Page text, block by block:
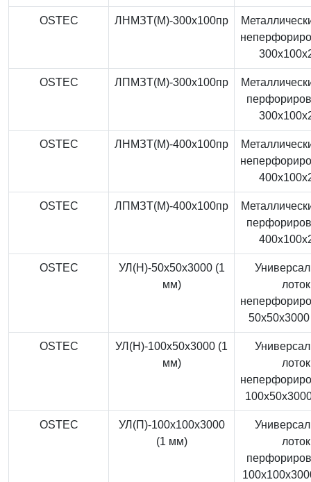
OSTEC ЛНМЗТ(М)-300x100пр
OSTEC ЛПМЗТ(М)-300x100пр
OSTEC ЛНМЗТ(М)-400x100пр
OSTEC ЛПМЗТ(М)-400x100пр
OSTEC
УЛ(Н)-50x50x3000 (1
мм)
лоток
OSTEC
УЛ(Н)-100x50x3000 (1
мм)
лоток
OSTEC
УЛ(П)-100x100x3000
(1 мм)
лоток